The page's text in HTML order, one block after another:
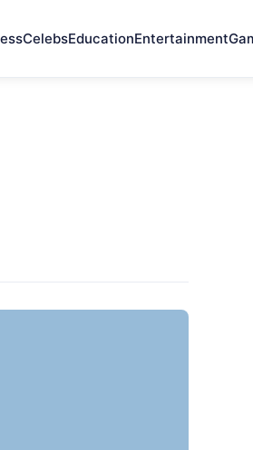
CelebsEducationEntertainment